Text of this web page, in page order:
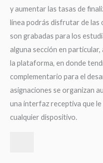
y aumentar las tasas de
línea podrás disfrutar de las
son grabadas para los
alguna sección en
la plataforma, en donde
complementario para el
asignaciones se organizan
una interfaz receptiva que le
cualquier dispositivo.